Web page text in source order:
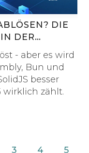
DIE
DER
- aber es wird
Bun und
besser
wirklich zählt.
3 4 5